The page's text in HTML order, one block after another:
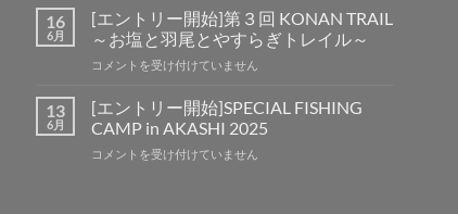
４
回
KONAN
TRAIL
お
塩
羽
ト
リ
開
FISHING
CAMP
OKINAWA
16
6月
[エントリー開始]第３回 KONAN TRAIL
～お塩と羽尾とやすらぎトレイル～
[エ
ト
リ
ー
開
コメントを受け付けていません
13
6月
[エントリー開始]SPECIAL FISHING
CAMP in AKASHI 2025
[エ
コメントを受け付けていません